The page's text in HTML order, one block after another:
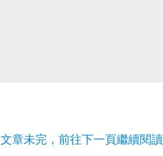
文章未完，前往下一頁繼續閱讀